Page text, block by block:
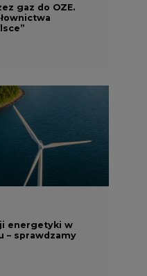
gaz do OZE.
energetyki w
– sprawdzamy